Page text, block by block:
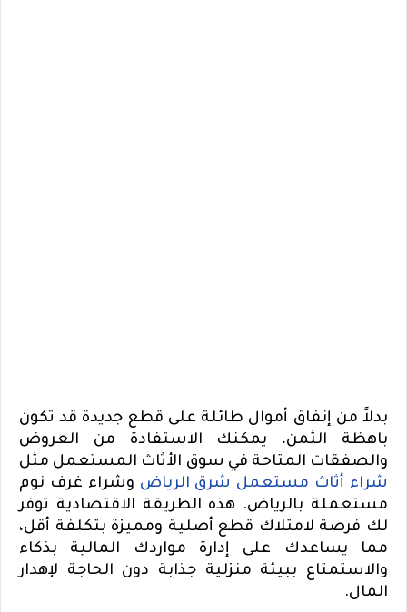
بدلاً من إنفاق أموال طائلة على قطع جديدة قد تكون
باهظة الثمن، يمكنك الاستفادة من العروض
والصفقات المتاحة في سوق الأثاث المستعمل مثل
شراء أثاث مستعمل شرق الرياض وشراء غرف نوم
مستعملة بالرياض. هذه الطريقة الاقتصادية توفر
لك فرصة لامتلاك قطع أصلية ومميزة بتكلفة أقل،
مما يساعدك على إدارة مواردك المالية بذكاء
والاستمتاع ببيئة منزلية جذابة دون الحاجة لإهدار
المال.